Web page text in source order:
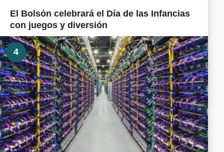
El Bolsón celebrará el Día de las Infancias
con juegos y diversión
4